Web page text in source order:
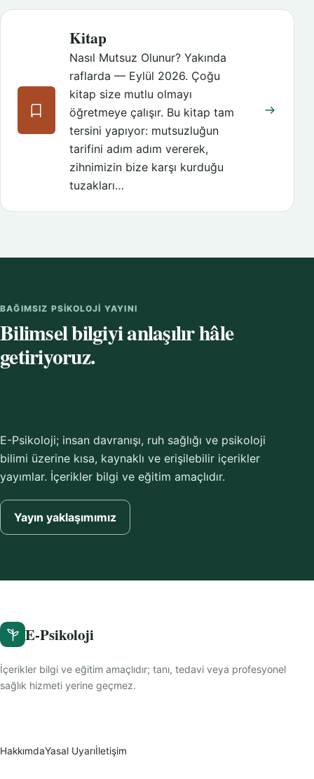
Kitap
Nasıl Mutsuz Olunur? Yakında
raflarda — Eylül 2026. Çoğu
kitap size mutlu olmayı
öğretmeye çalışır. Bu kitap tam
tersini yapıyor: mutsuzluğun
tarifini adım adım vererek,
zihnimizin bize karşı kurduğu
tuzakları…
BAĞIMSIZ PSIKOLOJI YAYINI
Bilimsel bilgiyi anlaşılır hâle
getiriyoruz.
E-Psikoloji; insan davranışı, ruh sağlığı ve psikoloji
bilimi üzerine kısa, kaynaklı ve erişilebilir içerikler
yayımlar. İçerikler bilgi ve eğitim amaçlıdır.
Yayın yaklaşımımız
E-Psikoloji
İçerikler bilgi ve eğitim amaçlıdır; tanı, tedavi veya profesyonel
sağlık hizmeti yerine geçmez.
HakkımdaYasal Uyarıİletişim